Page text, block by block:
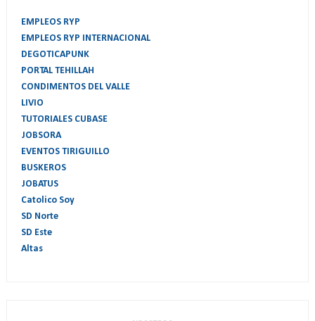
EMPLEOS RYP
EMPLEOS RYP INTERNACIONAL
DEGOTICAPUNK
PORTAL TEHILLAH
CONDIMENTOS DEL VALLE
LIVIO
TUTORIALES CUBASE
JOBSORA
EVENTOS TIRIGUILLO
BUSKEROS
JOBATUS
Catolico Soy
SD Norte
SD Este
Altas